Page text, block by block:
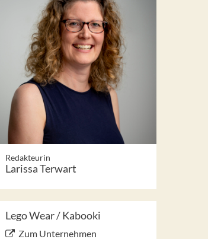
Redakteurin
Larissa Terwart
Lego Wear / Kabooki
Zum Unternehmen